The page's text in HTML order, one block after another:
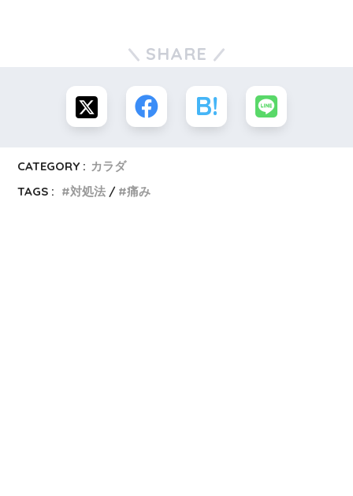
SHARE
CATEGORY : カラダ
TAGS :
対処法 痛み